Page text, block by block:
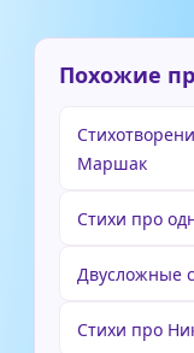
Похожие
Маршак
Стихи про
Двусложные
Стихи про